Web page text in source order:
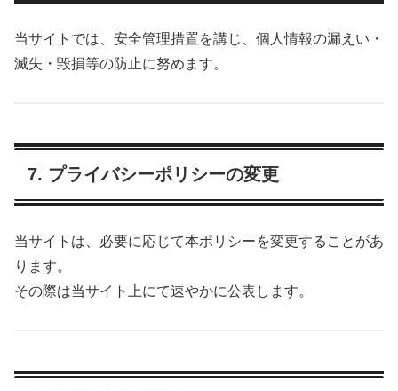
当サイトでは、安全管理措置を講じ、個人情報の漏えい・
滅失・毀損等の防止に努めます。
7. プライバシーポリシーの変更
当サイトは、必要に応じて本ポリシーを変更することがあ
ります。
その際は当サイト上にて速やかに公表します。